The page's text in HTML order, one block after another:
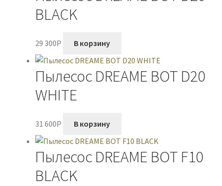
BLACK
29 300P В корзину
Пылесос DREAME BOT D20
WHITE
31 600P В корзину
Пылесос DREAME BOT F10
BLACK